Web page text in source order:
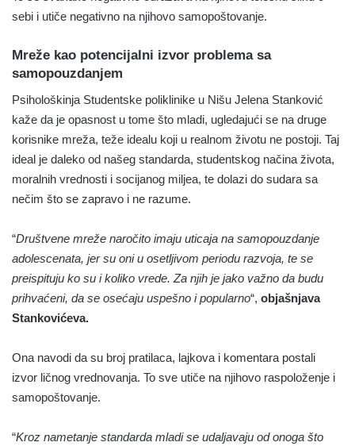
sebi i utiče negativno na njihovo samopoštovanje.
Mreže kao potencijalni izvor problema sa
samopouzdanjem
Psihološkinja Studentske poliklinike u Nišu Jelena Stanković
kaže da je opasnost u tome što mladi, ugledajući se na druge
korisnike mreža, teže idealu koji u realnom životu ne postoji. Taj
ideal je daleko od našeg standarda, studentskog načina života,
moralnih vrednosti i socijanog miljea, te dolazi do sudara sa
nečim što se zapravo i ne razume.
“Društvene mreže naročito imaju uticaja na samopouzdanje
adolescenata, jer su oni u osetljivom periodu razvoja, te se
preispituju ko su i koliko vrede. Za njih je jako važno da budu
prihvaćeni, da se osećaju uspešno i popularno“, objašnjava
Stankovićeva.
Ona navodi da su broj pratilaca, lajkova i komentara postali
izvor ličnog vrednovanja. To sve utiče na njihovo raspoloženje i
samopoštovanje.
“Kroz nametanje standarda mladi se udaljavaju od onoga što